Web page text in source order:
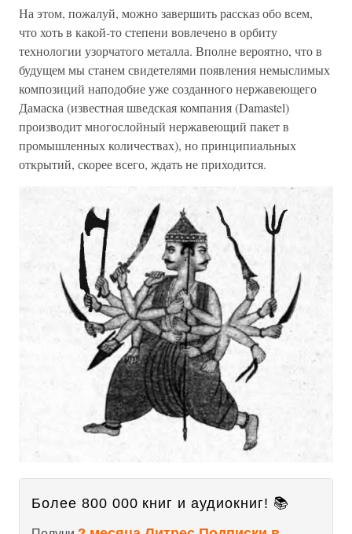
На этом, пожалуй, можно завершить рассказ обо всем,
что хоть в какой-то степени вовлечено в орбиту
технологии узорчатого металла. Вполне вероятно, что в
будущем мы станем свидетелями появления немыслимых
композиций наподобие уже созданного нержавеющего
Дамаска (известная шведская компания (Damastel)
производит многослойный нержавеющий пакет в
промышленных количествах), но принципиальных
открытий, скорее всего, ждать не приходится.
Более 800 000 книг и аудиокниг! 📚